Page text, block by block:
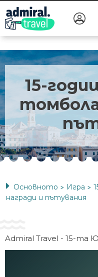
15-
Основното > Игра >
награди и пътувания
Admiral Travel - 15-та